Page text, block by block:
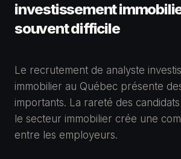
investissement
souvent difficile
Le recrutement de analyste
immobilier au Québec présente
importants. La rareté des
le secteur immobilier crée une
entre les employeurs.